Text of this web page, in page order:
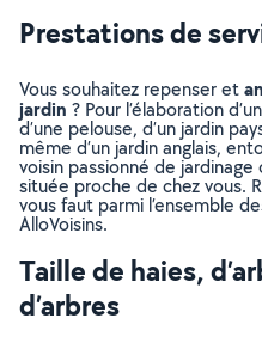
Prestations de
Vous souhaitez repenser et
jardin ? Pour l’élaboration
d’une pelouse, d’un jardin
même d’un jardin anglais,
voisin passionné de
située proche de chez vous.
vous faut parmi l’ensemble
AlloVoisins.
Taille de haies,
d’arbres